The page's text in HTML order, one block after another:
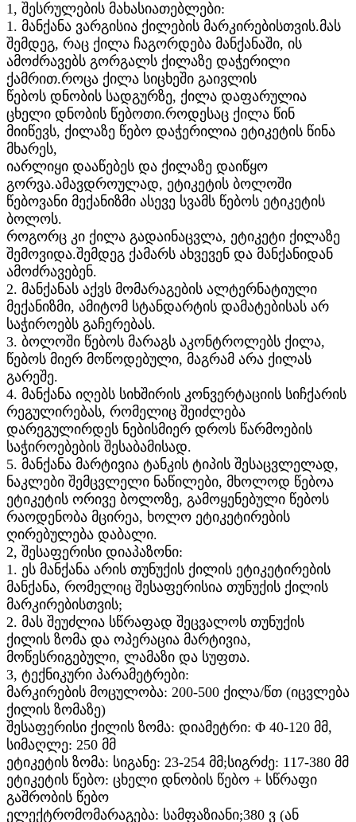
1, შესრულების მახასიათებლები:
1. მანქანა ვარგისია ქილების მარკირებისთვის.მას
შემდეგ, რაც ქილა ჩაგორდება მანქანაში, ის
ამოძრავებს გორგალს ქილაზე დაჭერილი
ქამრით.როცა ქილა სიცხეში გაივლის
წებოს დნობის სადგურზე, ქილა დაფარულია
ცხელი დნობის წებოთი.როდესაც ქილა წინ
მიიწევს, ქილაზე წებო დაჭერილია ეტიკეტის წინა
მხარეს,
იარლიყი დააწებეს და ქილაზე დაიწყო
გორვა.ამავდროულად, ეტიკეტის ბოლოში
წებოვანი მექანიზმი ასევე სვამს წებოს ეტიკეტის
ბოლოს.
როგორც კი ქილა გადაინაცვლა, ეტიკეტი ქილაზე
შემოვიდა.შემდეგ ქამარს ახვევენ და მანქანიდან
ამოძრავებენ.
2. მანქანას აქვს მომარაგების ალტერნატიული
მექანიზმი, ამიტომ სტანდარტის დამატებისას არ
საჭიროებს გაჩერებას.
3. ბოლოში წებოს მარაგს აკონტროლებს ქილა,
წებოს მიერ მოწოდებული, მაგრამ არა ქილას
გარეშე.
4. მანქანა იღებს სიხშირის კონვერტაციის სიჩქარის
რეგულირებას, რომელიც შეიძლება
დარეგულირდეს ნებისმიერ დროს წარმოების
საჭიროებების შესაბამისად.
5. მანქანა მარტივია ტანკის ტიპის შესაცვლელად,
ნაკლები შემცვლელი ნაწილები, მხოლოდ წებოა
ეტიკეტის ორივე ბოლოზე, გამოყენებული წებოს
რაოდენობა მცირეა, ხოლო ეტიკეტირების
ღირებულება დაბალი.
2, შესაფერისი დიაპაზონი:
1. ეს მანქანა არის თუნუქის ქილის ეტიკეტირების
მანქანა, რომელიც შესაფერისია თუნუქის ქილის
მარკირებისთვის;
2. მას შეუძლია სწრაფად შეცვალოს თუნუქის
ქილის ზომა და ოპერაცია მარტივია,
მოწესრიგებული, ლამაზი და სუფთა.
3, ტექნიკური პარამეტრები:
მარკირების მოცულობა: 200-500 ქილა/წთ (იცვლება
ქილის ზომაზე)
შესაფერისი ქილის ზომა: დიამეტრი: Φ 40-120 მმ,
სიმაღლე: 250 მმ
ეტიკეტის ზომა: სიგანე: 23-254 მმ;სიგრძე: 117-380 მმ
ეტიკეტის წებო: ცხელი დნობის წებო + სწრაფი
გაშრობის წებო
ელექტრომომარაგება: სამფაზიანი;380 ვ (ან